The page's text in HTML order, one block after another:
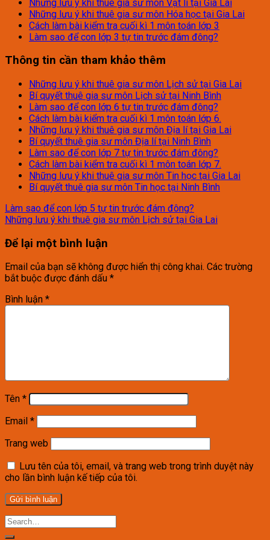
Những lưu ý khi thuê gia sư môn Vật lí tại Gia Lai
Những lưu ý khi thuê gia sư môn Hóa học tại Gia Lai
Cách làm bài kiểm tra cuối kì 1 môn toán lớp 3
Làm sao để con lớp 3 tự tin trước đám đông?
Thông tin cần tham khảo thêm
Những lưu ý khi thuê gia sư môn Lịch sử tại Gia Lai
Bí quyết thuê gia sư môn Lịch sử tại Ninh Bình
Làm sao để con lớp 6 tự tin trước đám đông?
Cách làm bài kiểm tra cuối kì 1 môn toán lớp 6.
Những lưu ý khi thuê gia sư môn Địa lí tại Gia Lai
Bí quyết thuê gia sư môn Địa lí tại Ninh Bình
Làm sao để con lớp 7 tự tin trước đám đông?
Cách làm bài kiểm tra cuối kì 1 môn toán lớp 7.
Những lưu ý khi thuê gia sư môn Tin học tại Gia Lai
Bí quyết thuê gia sư môn Tin học tại Ninh Bình
Làm sao để con lớp 5 tự tin trước đám đông?
Những lưu ý khi thuê gia sư môn Lịch sử tại Gia Lai
Để lại một bình luận
Email của bạn sẽ không được hiển thị công khai. Các trường
bắt buộc được đánh dấu *
Bình luận *
Tên *
Email *
Trang web
Lưu tên của tôi, email, và trang web trong trình duyệt này
cho lần bình luận kế tiếp của tôi.